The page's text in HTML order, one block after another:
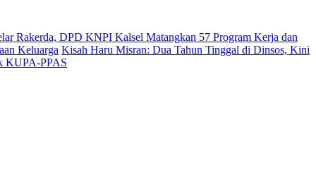
Rakerda, DPD KNPI Kalsel Matangkan 57 Program Kerja dan
Keluarga Kisah Haru Misran: Dua Tahun Tinggal di Dinsos, Kini
KUPA-PPAS